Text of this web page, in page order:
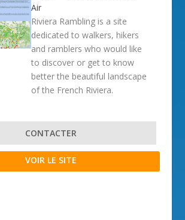
Air
Riviera Rambling is a site
dedicated to walkers, hikers
and ramblers who would like
to discover or get to know
better the beautiful landscape
of the French Riviera.
CONTACTER
VOIR LE SITE